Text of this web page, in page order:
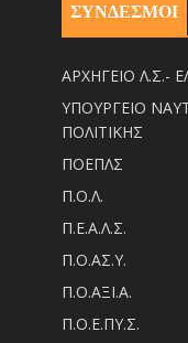
ΣΥΝΔΕΣΜΟΙ
ΑΡΧΗΓΕΙΟ Λ.Σ.-
ΥΠΟΥΡΓΕΙΟ
ΠΟΛΙΤΙΚΗΣ
ΠΟΕΠΛΣ
Π.Ο.Λ.
Π.Ε.Α.Λ.Σ.
Π.Ο.ΑΣ.Υ.
Π.Ο.ΑΞΙ.Α.
Π.Ο.Ε.ΠΥ.Σ.